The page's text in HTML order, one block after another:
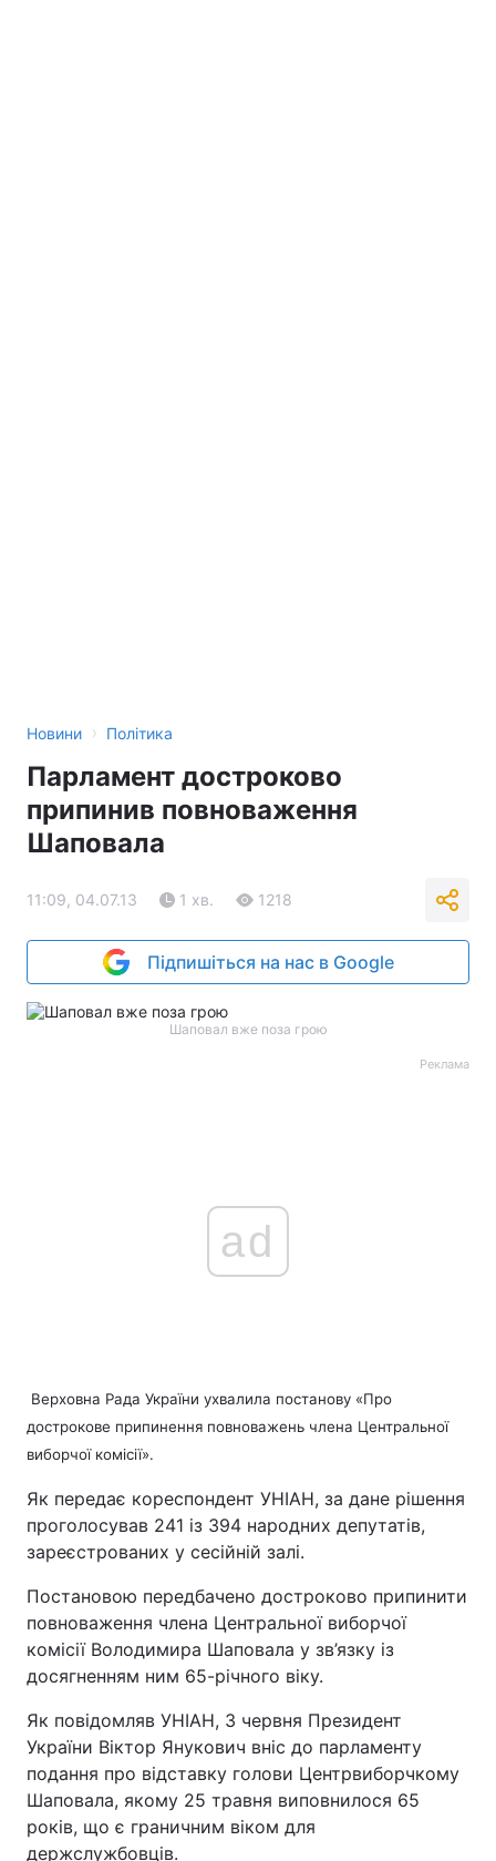
Новини › Політика
Парламент достроково
припинив повноваження
Шаповала
11:09, 04.07.13 1 хв. 1218
Підпишіться на нас в Google
Шаповал вже поза грою
Реклама
ad
Верховна Рада України ухвалила постанову «Про
дострокове припинення повноважень члена Центральної
виборчої комісії».
Як передає кореспондент УНІАН, за дане рішення
проголосував 241 із 394 народних депутатів,
зареєстрованих у сесійній залі.
Постановою передбачено достроково припинити
повноваження члена Центральної виборчої
комісії Володимира Шаповала у зв’язку із
досягненням ним 65-річного віку.
Як повідомляв УНІАН, 3 червня Президент
України Віктор Янукович вніс до парламенту
подання про відставку голови Центрвиборчкому
Шаповала, якому 25 травня виповнилося 65
років, що є граничним віком для
держслужбовців.